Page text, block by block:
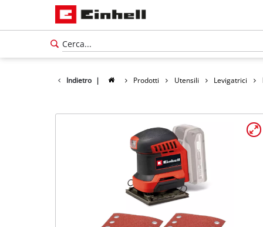
Indietro | Prodotti Utensili Levigatrici